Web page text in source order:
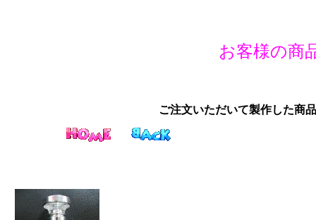
お客様の商
ご注文いただいて製作した商